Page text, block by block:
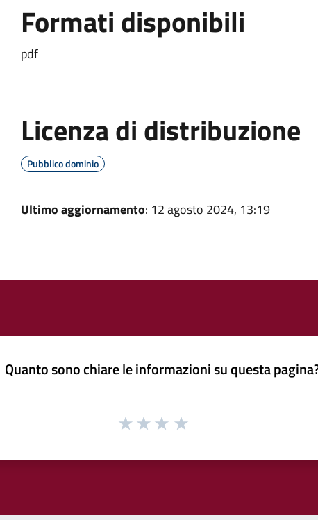
Formati disponibili
pdf
Licenza di distribuzione
Pubblico dominio
Ultimo aggiornamento: 12 agosto 2024, 13:19
Quanto sono chiare le informazioni su questa